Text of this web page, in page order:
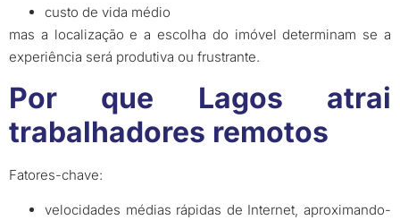
custo de vida médio
mas a localização e a escolha do imóvel determinam se a
experiência será produtiva ou frustrante.
Por que Lagos atrai
trabalhadores remotos
Fatores-chave:
velocidades médias rápidas de Internet, aproximando-